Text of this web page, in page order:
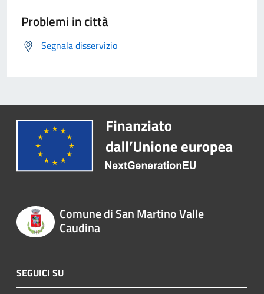
Problemi in città
Segnala disservizio
Comune di San Martino Valle
Caudina
SEGUICI SU